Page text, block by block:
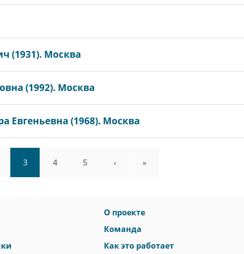
(1931). Москва
(1992). Москва
Евгеньевна (1968). Москва
Page
3 Page
4 Page
5 Следующая
› Последняя
»
О проекте
Команда
Как это работает